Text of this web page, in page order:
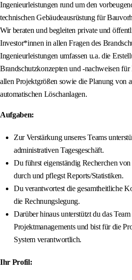
Ingenieurleistungen rund um den
technischen Gebäudeausrüstung für
Wir beraten und begleiten private und
Investor*innen in allen Fragen des
Ingenieurleistungen umfassen u.a. die
Brandschutzkonzepten und -nachweisen
allen Projektgrößen sowie die Planung von
automatischen Löschanlagen.
Aufgaben:
Zur Verstärkung unseres Teams
administrativen Tagesgeschäft.
Du führst eigenständig Recherchen
durch und pflegst Reports/Statistiken.
Du verantwortest die gesamtheitliche
die Rechnungslegung.
Darüber hinaus unterstützt du das
Projektmanagements und bist für die
System verantwortlich.
Ihr Profil: